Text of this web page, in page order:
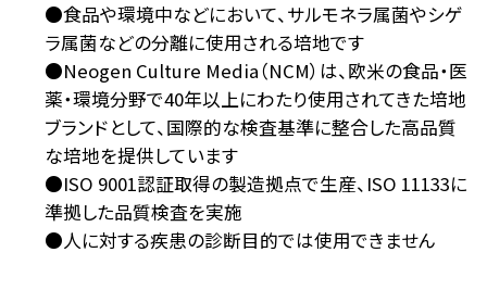
●食品や環境中などにおいて、サルモネラ属菌やシゲ
ラ属菌などの分離に使用される培地です
●Neogen Culture Media（NCM）は、欧米の食品・医
薬・環境分野で40年以上にわたり使用されてきた培地
ブランドとして、国際的な検査基準に整合した高品質
な培地を提供しています
●ISO 9001認証取得の製造拠点で生産、ISO 11133に
準拠した品質検査を実施
●人に対する疾患の診断目的では使用できません